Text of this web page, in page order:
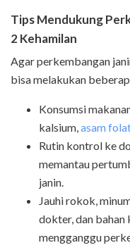
Tips Mendukung
2 Kehamilan
Agar perkembangan
bisa melakukan
Konsumsi
kalsium, asam
Rutin kontrol ke
memantau
janin.
Jauhi rokok,
dokter, dan
mengganggu